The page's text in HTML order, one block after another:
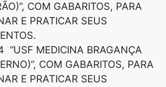
COM GABARITOS, PARA
E PRATICAR SEUS
“USF MEDICINA BRAGANÇA
COM GABARITOS, PARA
E PRATICAR SEUS